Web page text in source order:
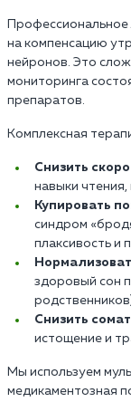
Профессиональное
на компенсацию
нейронов. Это
мониторинга
препаратов.
Комплексная
Снизить
навыки
Купировать
синдром
плаксивость и
здоровый сон
Снизить
истощение и
Мы используем
медикаментозная